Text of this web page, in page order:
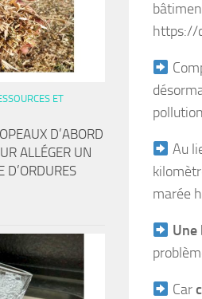
https://
Au
marée
Une
Car
ET
D’ABORD
ALLÉGER UN
D’ORDURES